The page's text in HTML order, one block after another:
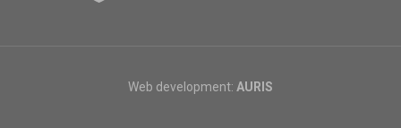
Web development: AURIS